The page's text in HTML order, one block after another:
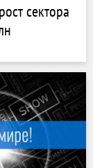
сектора